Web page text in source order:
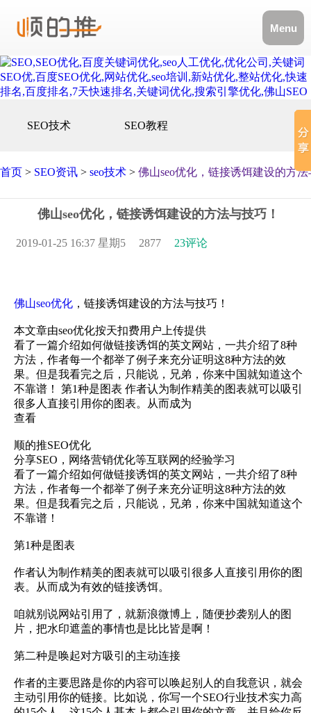
Menu
SEO技术 SEO教程
首页 > SEO资讯 > seo技术 > 佛山seo优化，链接诱饵建设的方
佛山seo优化，链接诱饵建设的方法与技巧！
2019-01-25 16:37 星期5 2877 23评论
佛山seo优化 ，链接诱饵建设的方法与技巧！
本文章由seo优化按天扣费用户上传提供
看了一篇介绍如何做链接诱饵的英文网站，一共介绍了8种
方法，作者每一个都举了例子来充分证明这8种方法的效
果。但是我看完之后，只能说，兄弟，你来中国就知道这个
不靠谱！ 第1种是图表 作者认为制作精美的图表就可以吸引
很多人直接引用你的图表。从而成为
查看
顺的推SEO优化
分享SEO，网络营销优化等互联网的经验学习
看了一篇介绍如何做链接诱饵的英文网站，一共介绍了8种
方法，作者每一个都举了例子来充分证明这8种方法的效
果。但是我看完之后，只能说，兄弟，你来中国就知道这个
不靠谱！
第1种是图表
作者认为制作精美的图表就可以吸引很多人直接引用你的图
表。从而成为有效的链接诱饵。
咱就别说网站引用了，就新浪微博上，随便抄袭别人的图
片，把水印遮盖的事情也是比比皆是啊！
第二种是唤起对方吸引的主动连接
作者的主要思路是你的内容可以唤起别人的自我意识，就会
主动引用你的链接。比如说，你写一个SEO行业技术实力高